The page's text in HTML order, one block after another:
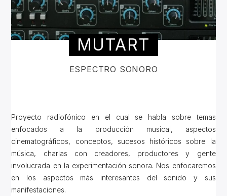
MUTART
ESPECTRO SONORO
Proyecto radiofónico en el cual se habla sobre temas
enfocados a la producción musical, aspectos
cinematográficos, conceptos, sucesos históricos sobre la
música, charlas con creadores, productores y gente
involucrada en la experimentación sonora. Nos enfocaremos
en los aspectos más interesantes del sonido y sus
manifestaciones.